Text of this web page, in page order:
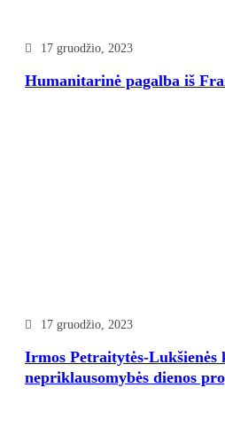
17 gruodžio, 2023
Humanitarinė pagalba iš
17 gruodžio, 2023
Irmos Petraitytės-Lukšienės
nepriklausomybės dienos